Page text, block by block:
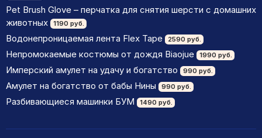
Pet Brush Glove – перчатка для снятия шерсти с домашних
животных
1190 руб.
Водонепроницаемая лента Flex Tape 2590 руб.
Непромокаемые костюмы от дождя Biaojue 1990 руб.
Имперский амулет на удачу и богатство 990 руб.
Амулет на богатство от бабы Нины 990 руб.
Разбивающиеся машинки БУМ 1490 руб.